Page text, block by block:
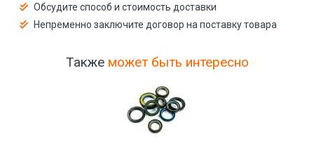
Обсудите способ и стоимость доставки
Непременно заключите договор на поставку товара
Также может быть интересно